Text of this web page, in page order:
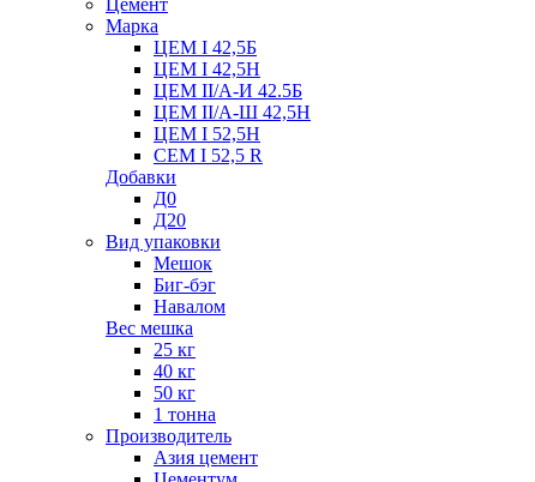
Цемент
Марка
ЦЕМ I 42,5Б
ЦЕМ I 42,5Н
ЦЕМ II/А-И 42.5Б
ЦЕМ II/А-Ш 42,5Н
ЦЕМ I 52,5Н
CEM I 52,5 R
Добавки
Д0
Д20
Вид упаковки
Мешок
Биг-бэг
Навалом
Вес мешка
25 кг
40 кг
50 кг
1 тонна
Производитель
Азия цемент